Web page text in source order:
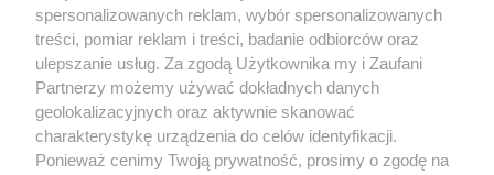
O nas
spersonalizowanych reklam, wybór spersonalizowanych
treści, pomiar reklam i treści, badanie odbiorców oraz
ulepszanie usług. Za zgodą Użytkownika my i Zaufani
Partnerzy możemy używać dokładnych danych
geolokalizacyjnych oraz aktywnie skanować
charakterystykę urządzenia do celów identyfikacji.
Ponieważ cenimy Twoją prywatność, prosimy o zgodę na